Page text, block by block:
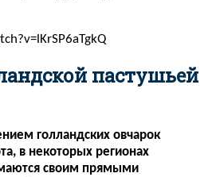
пастушьей
голландских овчарок
в некоторых регионах
своим прямыми